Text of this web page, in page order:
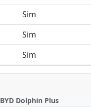
Sim
Sim
Sim
BYD Dolphin Plus